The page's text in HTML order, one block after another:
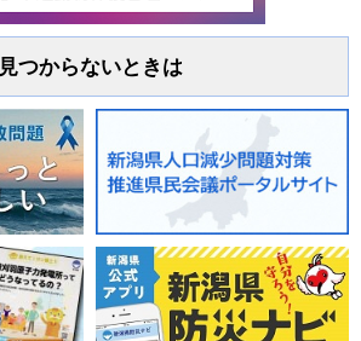
見つからないときは